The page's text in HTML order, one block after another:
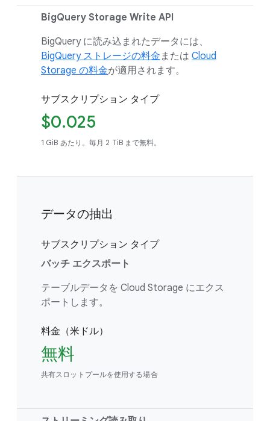
BigQuery Storage Write API
BigQuery に読み込まれたデータには、
BigQuery ストレージの料金 または Cloud
Storage の料金が適用されます。
サブスクリプション タイプ
$0.025
1 GiB あたり。毎月 2 TiB まで無料。
データの抽出
サブスクリプション タイプ
バッチ エクスポート
テーブルデータを Cloud Storage にエクス
ポートします。
料金（米ドル）
無料
共有スロットプールを使用する場合